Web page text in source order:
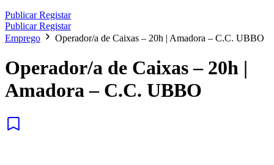
PublicarRegistar
PublicarRegistar
Emprego
Operador/a de Caixas – 20h | Amadora – C.C. UBBO
Operador/a de Caixas – 20h |
Amadora – C.C. UBBO